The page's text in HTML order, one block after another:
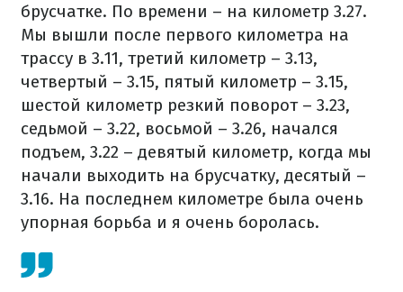
брусчатке. По времени – на километр 3.27.
Мы вышли после первого километра на
трассу в 3.11, третий километр – 3.13,
четвертый – 3.15, пятый километр – 3.15,
шестой километр резкий поворот – 3.23,
седьмой – 3.22, восьмой – 3.26, начался
подъем, 3.22 – девятый километр, когда мы
начали выходить на брусчатку, десятый –
3.16. На последнем километре была очень
упорная борьба и я очень боролась.